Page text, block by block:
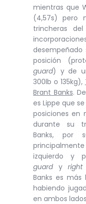
mientras que
(4,57s) pero
trincheras
posición
guard) y de
300lb o 135kg),
Brant Banks.
es Lippe que
posiciones en
durante su
Banks, por
izquierdo y
guardyright
Banks es más
habiendo
en ambos